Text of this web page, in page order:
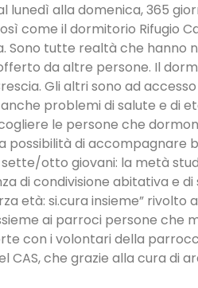
alla domenica, 365
come il dormitorio Rifugio
Sono tutte realtà che hanno
da altre persone. Il
Gli altri sono ad
problemi di salute e di
le persone che
di accompagnare
otto giovani: la metà
di condivisione abitativa e
età: si.cura insieme” rivolto
ai parroci persone che
con i volontari della
CAS, che grazie alla cura di